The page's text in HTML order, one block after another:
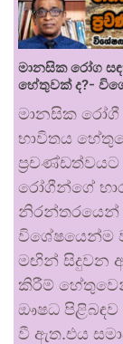
මානසික රෝග
හේතුවක් ද?-
මානසික රෝගී
භාවිතය
රෝගීන්ගේ
නිරන්තරයෙන්
විශේෂයෙන්ම
මඟින් සිදුවන
කිරීම්
ඖෂධ පිළිබඳව
වී ඇත.එය